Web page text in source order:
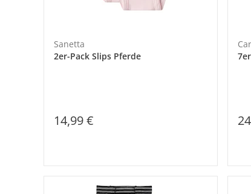
Sanetta
2er-Pack Slips Pferde
14,99 €